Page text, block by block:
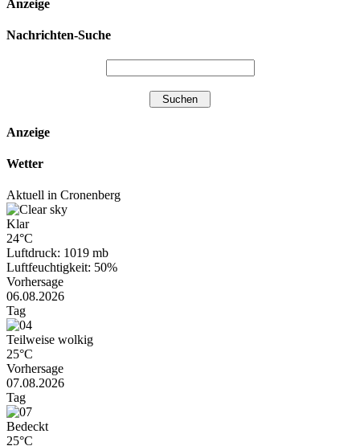
Anzeige
Nachrichten-Suche
Anzeige
Wetter
Aktuell in Cronenberg
Klar
24°C
Luftdruck: 1019 mb
Luftfeuchtigkeit: 50%
Vorhersage
06.08.2026
Tag
Teilweise wolkig
25°C
Vorhersage
07.08.2026
Tag
Bedeckt
25°C